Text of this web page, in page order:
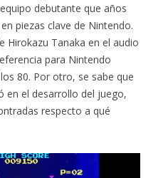
debutante que años
piezas clave de Nintendo.
Hirokazu Tanaka en el audio
para Nintendo
80. Por otro, se sabe que
en el desarrollo del juego,
respecto a qué